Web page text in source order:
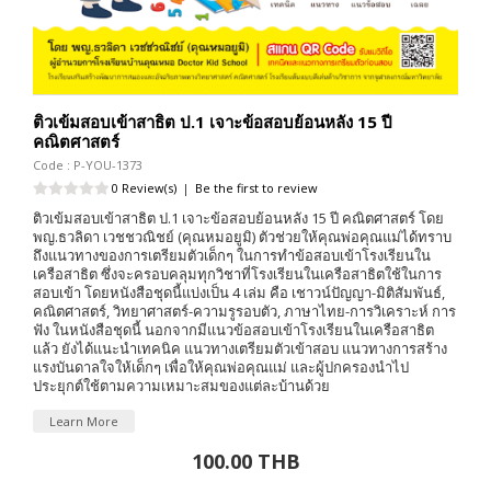
ติวเข้มสอบเข้าสาธิต ป.1 เจาะข้อสอบย้อนหลัง 15 ปี
คณิตศาสตร์
Code : P-YOU-1373
0 Review(s) | Be the first to review
ติวเข้มสอบเข้าสาธิต ป.1 เจาะข้อสอบย้อนหลัง 15 ปี คณิตศาสตร์ โดย
พญ.ธวลิดา เวชชวณิชย์ (คุณหมอยูมิ) ตัวช่วยให้คุณพ่อคุณแม่ได้ทราบ
ถึงแนวทางของการเตรียมตัวเด็กๆ ในการทำข้อสอบเข้าโรงเรียนใน
เครือสาธิต ซึ่งจะครอบคลุมทุกวิชาที่โรงเรียนในเครือสาธิตใช้ในการ
สอบเข้า โดยหนังสือชุดนี้แบ่งเป็น 4 เล่ม คือ เชาวน์ปัญญา-มิติสัมพันธ์,
คณิตศาสตร์, วิทยาศาสตร์-ความรูรอบตัว, ภาษาไทย-การวิเคราะห์ การ
ฟัง ในหนังสือชุดนี้ นอกจากมีแนวข้อสอบเข้าโรงเรียนในเครือสาธิต
แล้ว ยังได้แนะนำเทคนิค แนวทางเตรียมตัวเข้าสอบ แนวทางการสร้าง
แรงบันดาลใจให้เด็กๆ เพื่อให้คุณพ่อคุณแม่ และผู้ปกครองนำไป
ประยุกต์ใช้ตามความเหมาะสมของแต่ละบ้านด้วย
Learn More
100.00 THB